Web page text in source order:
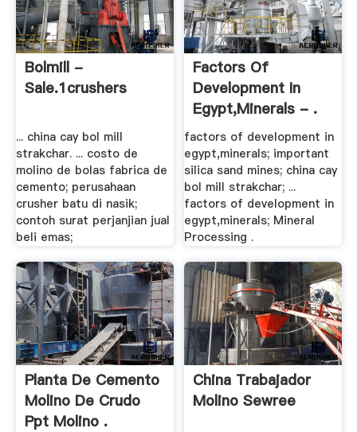
Bolmill -
Sale.1crushers
... china cay bol mill
strakchar. ... costo de
molino de bolas fabrica de
cemento; perusahaan
crusher batu di nasik;
contoh surat perjanjian jual
beli emas;
Factors Of
Development In
Egypt,minerals - .
factors of development in
egypt,minerals; important
silica sand mines; china cay
bol mill strakchar; ...
factors of development in
egypt,minerals; Mineral
Processing .
Planta De Cemento
Molino De Crudo
Ppt Molino .
China Trabajador
Molino Sewree